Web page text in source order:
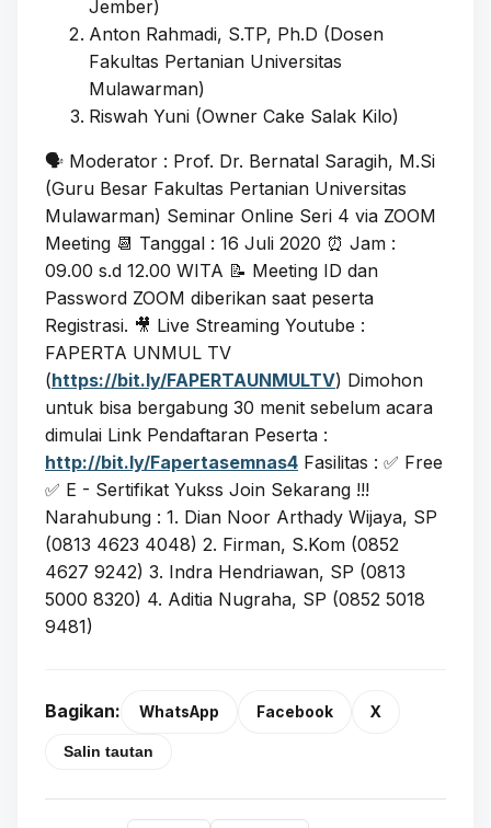
Jember)
Anton Rahmadi, S.TP, Ph.D (Dosen
Fakultas Pertanian Universitas
Mulawarman)
Riswah Yuni (Owner Cake Salak Kilo)
🗣️ Moderator : Prof. Dr. Bernatal Saragih, M.Si
(Guru Besar Fakultas Pertanian Universitas
Mulawarman) Seminar Online Seri 4 via ZOOM
Meeting 📆 Tanggal : 16 Juli 2020 ⏰ Jam :
09.00 s.d 12.00 WITA 📝 Meeting ID dan
Password ZOOM diberikan saat peserta
Registrasi. 🎥 Live Streaming Youtube :
FAPERTA UNMUL TV
(https://bit.ly/FAPERTAUNMULTV) Dimohon
untuk bisa bergabung 30 menit sebelum acara
dimulai Link Pendaftaran Peserta :
http://bit.ly/Fapertasemnas4 Fasilitas : ✅ Free
✅ E - Sertifikat Yukss Join Sekarang !!!
Narahubung : 1. Dian Noor Arthady Wijaya, SP
(0813 4623 4048) 2. Firman, S.Kom (0852
4627 9242) 3. Indra Hendriawan, SP (0813
5000 8320) 4. Aditia Nugraha, SP (0852 5018
9481)
Bagikan: WhatsApp Facebook X
Salin tautan